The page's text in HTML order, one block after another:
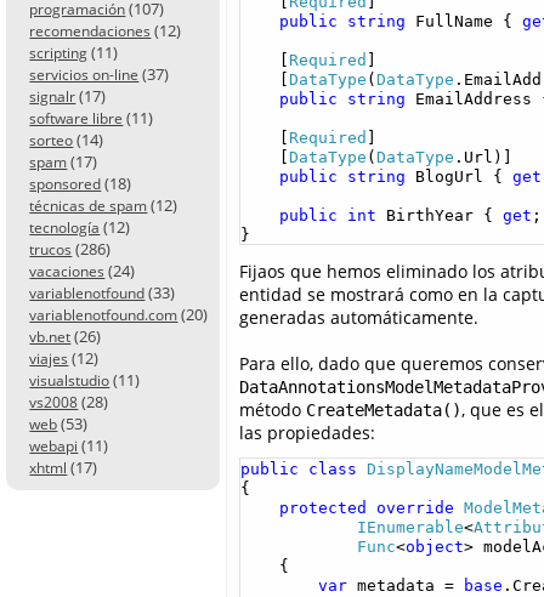
programación (107)
recomendaciones (12)
scripting (11)
servicios on-line (37)
signalr (17)
software libre (11)
sorteo (14)
spam (17)
sponsored (18)
técnicas de spam (12)
tecnología (12)
trucos (286)
vacaciones (24)
variablenotfound (33)
variablenotfound.com (20)
vb.net (26)
viajes (12)
visualstudio (11)
vs2008 (28)
web (53)
webapi (11)
xhtml (17)
public
string FullName {
Required
DataType ( DataType
public
string
Required
DataType ( DataType .Url)]
public
string BlogUrl { get
public int BirthYear { get
}
Fijaos que hemos eliminado los
entidad se mostrará como en la
generadas automáticamente.
Para ello, dado que queremos
método CreateMetadata(), que es
las propiedades:
public class
{
protected
override
IEnumerable<
Func<object>
{
var metadata = base